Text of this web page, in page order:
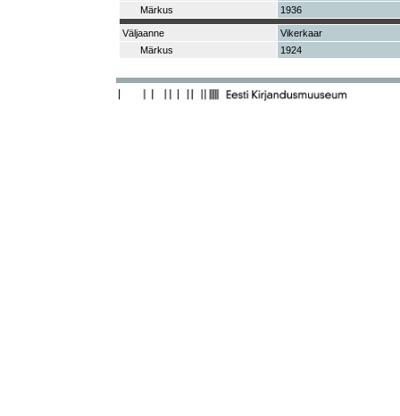
Märkus
1936
Väljaanne
Vikerkaar
Märkus
1924